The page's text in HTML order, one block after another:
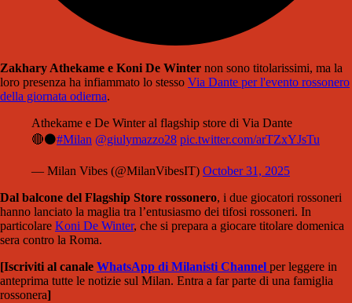
ZakharyAthekame e KoniDe Winter non sono titolarissimi, ma la
loro presenza ha infiammato lo stesso Via Dante per l'evento rossonero
della giornata odierna.
Athekame e De Winter al flagship store di Via Dante
🔴⚫️#Milan @giulymazzo28 pic.twitter.com/arTZxYJsTu
— Milan Vibes (@MilanVibesIT) October 31, 2025
Dal balcone del Flagship Store rossonero, i due giocatori rossoneri
hanno lanciato la maglia tra l’entusiasmo dei tifosi rossoneri. In
particolare Koni De Winter, che si prepara a giocare titolare domenica
sera contro la Roma.
[Iscriviti al canale WhatsApp di Milanisti Channel per leggere in
anteprima tutte le notizie sul Milan. Entra a far parte di una famiglia
rossonera]